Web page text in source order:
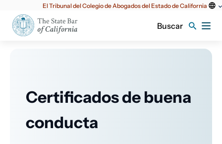
principal
El Tribunal del Colegio de Abogados del Estado de California
Buscar
Certificados de buena
conducta